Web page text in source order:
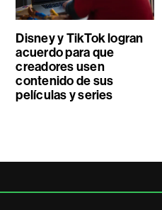
Disney y TikTok logran
acuerdo para que
creadores usen
contenido de sus
películas y series